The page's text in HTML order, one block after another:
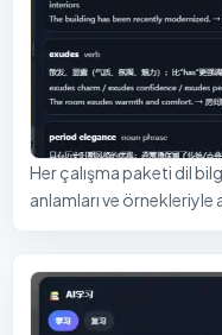
Her çalışma paketi dil
anlamları ve örnekleriyle